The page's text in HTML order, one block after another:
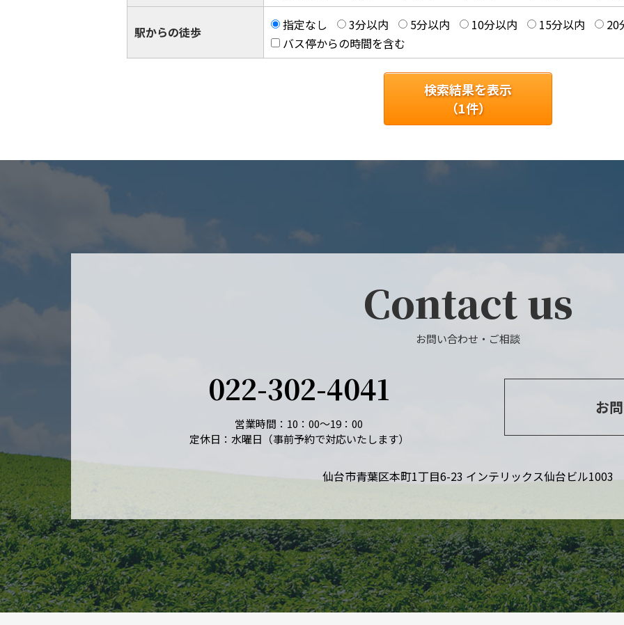
駅からの徒歩 指定なし 3分以内 5分以内 10分以内 15分以内
20
バス停からの時間を含む
検索結果を表示
（1件）
Contact us
お問い合わせ・ご相談
022-302-4041
営業時間：10：00～19：00
定休日：水曜日（事前予約で対応いたします）
お
仙台市青葉区本町1丁目6-23 インテリックス仙台ビル1003